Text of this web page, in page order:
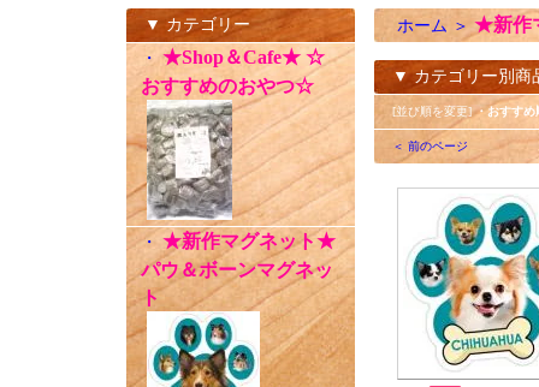
▼ カテゴリー
・ ★Shop＆Cafe★ ☆
おすすめのおやつ☆
・ ★新作マグネット★
パウ＆ボーンマグネッ
ト
ホーム ＞★新作
▼ カテゴリー別商
[並び順を変更]・おすすめ
＜ 前のページ